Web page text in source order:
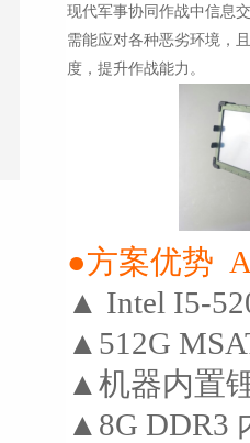
现代军事协同作战中信息
需能应对各种恶劣环境，
度，提升作战能力。
●方案优势
▲ Intel I5-
▲512G
▲机器内置
▲8G DDR3